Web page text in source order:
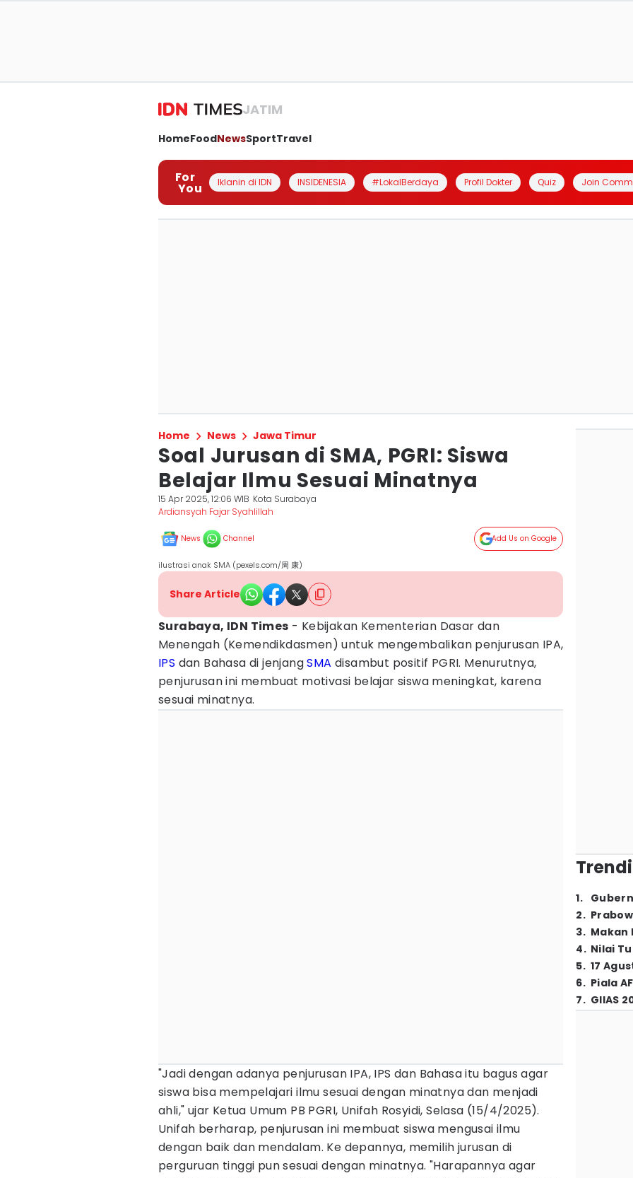
JATIM
HomeFoodNewsSportTravel
For
You Iklanin di IDN INSIDENESIA #LokalBerdaya Profil Dokter Quiz Join
Home News Jawa Timur
Soal Jurusan di SMA, PGRI: Siswa
Belajar Ilmu Sesuai Minatnya
15 Apr 2025, 12:06 WIB Kota Surabaya
Ardiansyah Fajar Syahlillah
News Channel Add Us on Google
ilustrasi anak SMA (pexels.com/周 康)
Share Article
Surabaya, IDN Times - Kebijakan Kementerian Dasar dan
Menengah (Kemendikdasmen) untuk mengembalikan penjurusan IPA,
IPS dan Bahasa di jenjangSMA disambut positif PGRI. Menurutnya,
penjurusan ini membuat motivasi belajar siswa meningkat, karena
sesuai minatnya.
"Jadi dengan adanya penjurusan IPA, IPS dan Bahasa itu bagus agar
siswa bisa mempelajari ilmu sesuai dengan minatnya dan menjadi
ahli," ujar Ketua Umum PB PGRI, Unifah Rosyidi, Selasa (15/4/2025).
Unifah berharap, penjurusan ini membuat siswa mengusai ilmu
dengan baik dan mendalam. Ke depannya, memilih jurusan di
perguruan tinggi pun sesuai dengan minatnya. "Harapannya agar
1.
2.
3. Makan
4. Nilai
5. 17
6. Piala
7. GIIAS